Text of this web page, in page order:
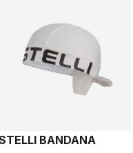
BANDANA